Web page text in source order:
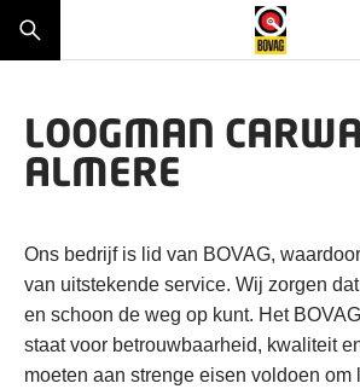
LOOGMAN
ALMERE
Ons bedrijf is lid van BOVAG,
van uitstekende service. Wij zorgen
en schoon de weg op kunt. Het
staat voor betrouwbaarheid, kwaliteit
moeten aan strenge eisen voldoen om